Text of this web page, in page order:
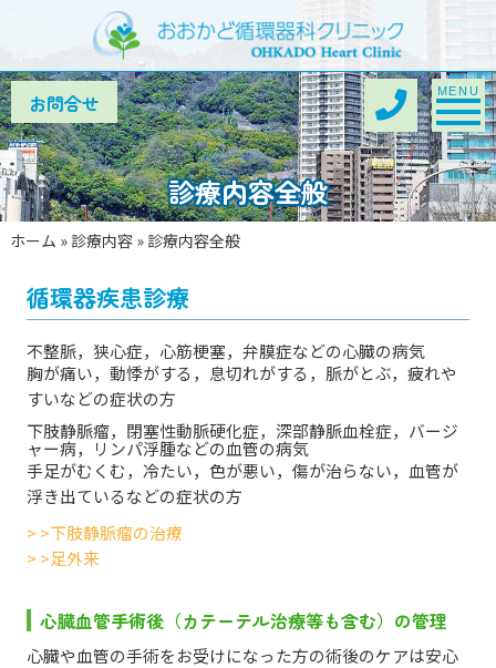
Toggle
MENU
診療内容全般
ホーム » 診療内容» 診療内容全般
循環器疾患診療
不整脈，狭心症，心筋梗塞，弁膜症などの心臓の病気
胸が痛い，動悸がする，息切れがする，脈がとぶ，疲れや
すいなどの症状の方
下肢静脈瘤，閉塞性動脈硬化症，深部静脈血栓症，バージ
ャー病，リンパ浮腫などの血管の病気
手足がむくむ，冷たい，色が悪い，傷が治らない，血管が
浮き出ているなどの症状の方
> >下肢静脈瘤の治療
> >足外来
心臓血管手術後（カテーテル治療等も含む）の管理
心臓や血管の手術をお受けになった方の術後のケアは安心